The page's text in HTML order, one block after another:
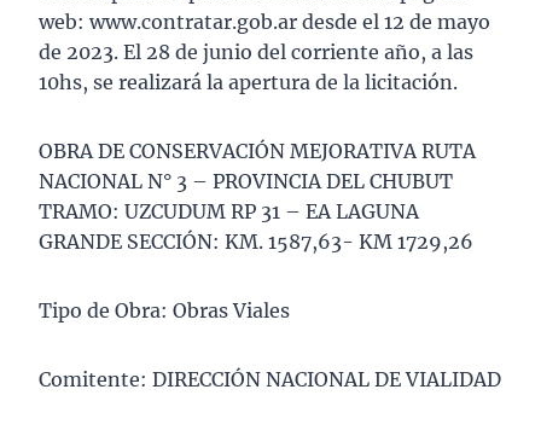
web: www.contratar.gob.ar desde el 12 de mayo
de 2023. El 28 de junio del corriente año, a las
10hs, se realizará la apertura de la licitación.
OBRA DE CONSERVACIÓN MEJORATIVA RUTA
NACIONAL N° 3 – PROVINCIA DEL CHUBUT
TRAMO: UZCUDUM RP 31 – EA LAGUNA
GRANDE SECCIÓN: KM. 1587,63- KM 1729,26
Tipo de Obra: Obras Viales
Comitente: DIRECCIÓN NACIONAL DE VIALIDAD